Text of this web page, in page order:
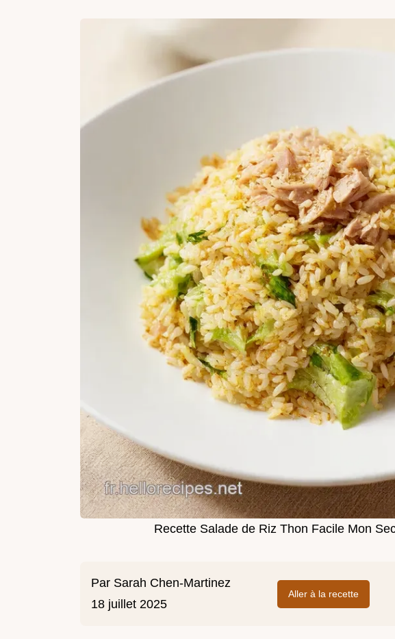
Recette Salade de Riz Thon Facile Mon
Par Sarah Chen-Martinez
18 juillet 2025
Aller à la recette